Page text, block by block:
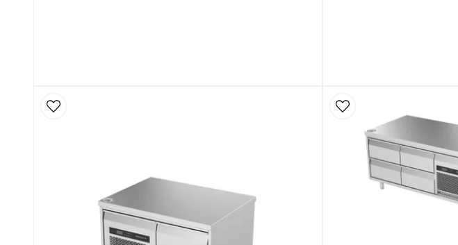
Tillval – anpassa din barkylbänk efter barens behov
Arbetsbänk med stänkskydd (50 mm) – skyddar vägg och arbetsyta
Infälld arbetsyta – perfekt för moment som kräver precision
Perforerad lådinsats – för ingredienser som behöver dränering
Central kylning (+2…+8 °C) – för anslutning till centralanläggning
Pulverlackad exteriör i valfri färg – idealiskt i öppna serveringsmiljöer